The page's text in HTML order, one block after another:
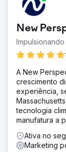
New
A New
crescimento
experiência,
tecnologia
manufatura a
Ativa no
Marketing